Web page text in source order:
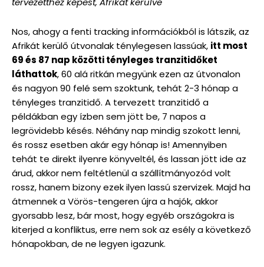
Nos, ahogy a fenti tracking információkból is látszik, az
Afrikát kerülő útvonalak ténylegesen lassúak, itt most
69 és 87 nap közötti tényleges tranzitidőket
láthattok, 60 alá ritkán megyünk ezen az útvonalon
és nagyon 90 felé sem szoktunk, tehát 2-3 hónap a
tényleges tranzitidő. A tervezett tranzitidő a
példákban egy ízben sem jött be, 7 napos a
legrövidebb késés. Néhány nap mindig szokott lenni,
és rossz esetben akár egy hónap is! Amennyiben
tehát te direkt ilyenre könyveltél, és lassan jött ide az
árud, akkor nem feltétlenül a szállítmányozód volt
rossz, hanem bizony ezek ilyen lassú szervizek. Majd ha
átmennek a Vörös-tengeren újra a hajók, akkor
gyorsabb lesz, bár most, hogy egyéb országokra is
kiterjed a konfliktus, erre nem sok az esély a következő
hónapokban, de ne legyen igazunk.